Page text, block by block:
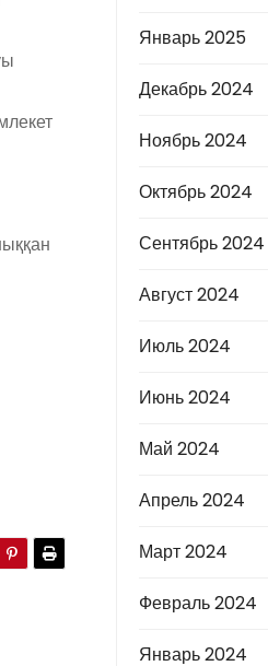
Январь 2025
Декабрь 2024
Ноябрь 2024
Октябрь 2024
Сентябрь 2024
Август 2024
Июль 2024
Июнь 2024
Май 2024
Апрель 2024
Март 2024
Февраль 2024
Январь 2024